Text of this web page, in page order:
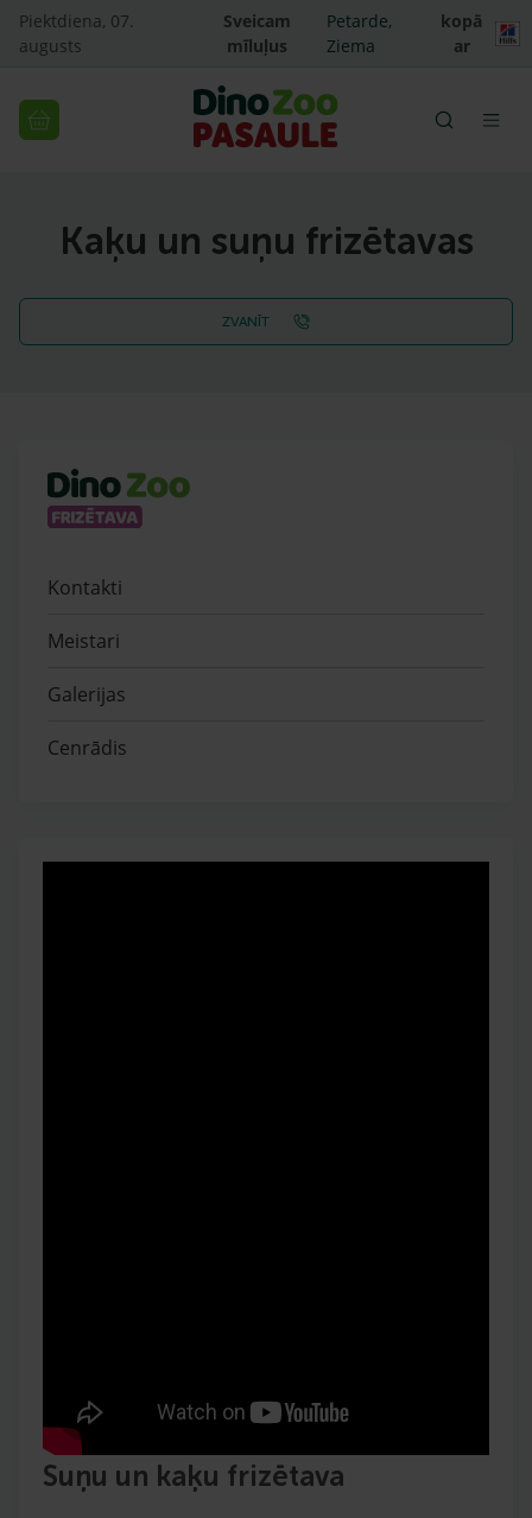
Piektdiena, 07.
augusts
Sveicam
mīluļus
Petarde,
Ziema
kopā
ar
Kaķu un suņu frizētavas
ZVANĪT
Kontakti
Meistari
Galerijas
Cenrādis
Suņu un kaķu frizētava